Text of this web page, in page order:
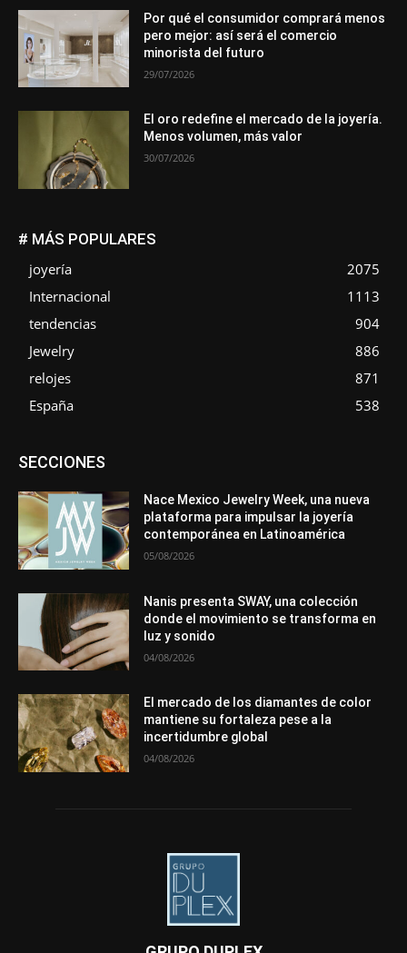
Por qué el consumidor comprará menos
pero mejor: así será el comercio
minorista del futuro
29/07/2026
El oro redefine el mercado de la joyería.
Menos volumen, más valor
30/07/2026
# MÁS POPULARES
joyería
2075
Internacional
1113
tendencias
904
Jewelry
886
relojes
871
España
538
SECCIONESAsociaciones
Entrevistas
Mundo Técnico
Novedades Opiniones
Perspectiva
Premios
Secciones Sin categoría
Sucesos
Más
Nace Mexico Jewelry Week, una nueva
plataforma para impulsar la joyería
contemporánea en Latinoamérica
05/08/2026
Nanis presenta SWAY, una colección
donde el movimiento se transforma en
luz y sonido
04/08/2026
El mercado de los diamantes de color
mantiene su fortaleza pese a la
incertidumbre global
04/08/2026